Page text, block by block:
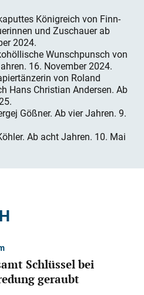
Königreich von Finn-
und Zuschauer ab
2024.
Wunschpunsch von
16. November 2024.
von Roland
Hans Christian Andersen. Ab
Gößner. Ab vier Jahren. 9.
Ab acht Jahren. 10. Mai
Schlüssel bei
geraubt